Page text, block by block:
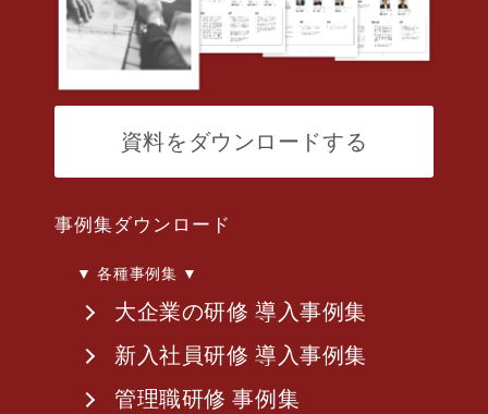
資料をダウンロードする
事例集ダウンロード
▼ 各種事例集 ▼
大企業の研修 導入事例集
新入社員研修 導入事例集
管理職研修 事例集